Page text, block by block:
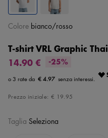
T-shirt VRL Graphic Thai
14.90 €
-25%
€ 4.97
Prezzo iniziale: € 19.95
Colore bianco/rosso
Taglia Seleziona